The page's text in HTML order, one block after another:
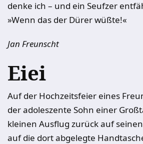
denke ich – und ein Seufzer
»Wenn das der Dürer wüßte!«
Jan Freunscht
Eiei
Auf der Hochzeitsfeier eines
der adoleszente Sohn einer
kleinen Ausflug zurück auf
auf die dort abgelegte